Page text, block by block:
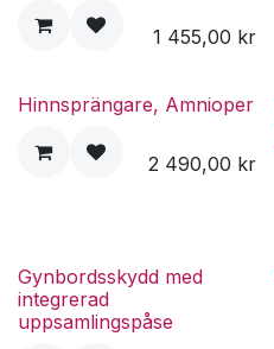
1 455,00 kr
Hinnsprängare, Amnioper
2 490,00 kr
Gynbordsskydd med
integrerad
uppsamlingspåse